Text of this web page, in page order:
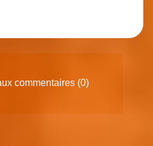
commentaires (0)